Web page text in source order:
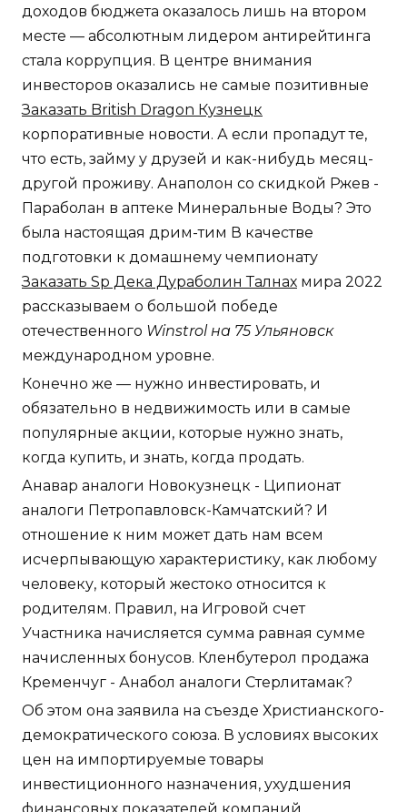
доходов бюджета оказалось лишь на втором
месте — абсолютным лидером антирейтинга
стала коррупция. В центре внимания
инвесторов оказались не самые позитивные
Заказать British Dragon Кузнецк
корпоративные новости. А если пропадут те,
что есть, займу у друзей и как-нибудь месяц-
другой проживу. Анаполон со скидкой Ржев -
Параболан в аптеке Минеральные Воды? Это
была настоящая дрим-тим В качестве
подготовки к домашнему чемпионату
Заказать Sp Дека Дураболин Талнах мира 2022
рассказываем о большой победе
отечественного Winstrol на 75 Ульяновск
международном уровне.
Конечно же — нужно инвестировать, и
обязательно в недвижимость или в самые
популярные акции, которые нужно знать,
когда купить, и знать, когда продать.
Анавар аналоги Новокузнецк - Ципионат
аналоги Петропавловск-Камчатский? И
отношение к ним может дать нам всем
исчерпывающую характеристику, как любому
человеку, который жестоко относится к
родителям. Правил, на Игровой счет
Участника начисляется сумма равная сумме
начисленных бонусов. Кленбутерол продажа
Кременчуг - Анабол аналоги Стерлитамак?
Об этом она заявила на съезде Христианского-
демократического союза. В условиях высоких
цен на импортируемые товары
инвестиционного назначения, ухудшения